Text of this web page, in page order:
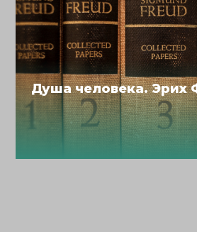
Душа человека. Эрих